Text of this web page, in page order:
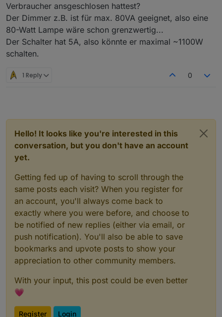
Verbraucher ansgeschlosen hattest?
Der Dimmer z.B. ist für max. 80VA geeignet, also eine
80-Watt Lampe wäre schon grenzwertig...
Der Schalter hat 5A, also könnte er maximal ~1100W
schalten.
1 Reply 0
Hello! It looks like you're interested in this
conversation, but you don't have an account
yet.
Getting fed up of having to scroll through the
same posts each visit? When you register for
an account, you'll always come back to
exactly where you were before, and choose to
be notified of new replies (either via email, or
push notification). You'll also be able to save
bookmarks and upvote posts to show your
appreciation to other community members.
With your input, this post could be even better
💗
Register Login